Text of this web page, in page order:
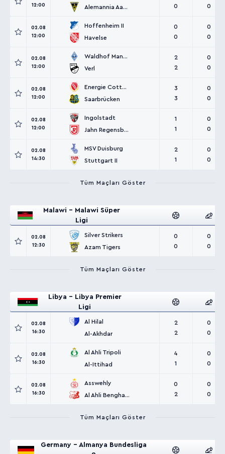
12:00
Alemannia Aachen
0
0
02.08
12:00
Hoffenheim II
Havelse
0
0
0
0
02.08
12:00
Waldhof Mannheim
Verl
2
2
0
0
02.08
12:00
Energie Cottbus
Saarbrücken
3
3
0
0
02.08
12:00
Ingolstadt
Jahn Regensburg
1
1
0
0
02.08
14:30
MSV Duisburg
Stuttgart II
2
1
0
0
Tüm Maçları Göster
Malawi - Malawi Süper
Ligi
02.08
12:30
Silver Strikers
Azam Tigers
0
0
0
0
Tüm Maçları Göster
Libya - Libya Premier
Ligi
02.08
16:30
Al Hilal
Al-Akhdar
2
2
0
0
02.08
16:30
Al Ahli Tripoli
Al-Ittihad
4
1
0
0
02.08
16:30
Asswehly
Al Ahli Benghazi
0
2
0
0
Tüm Maçları Göster
Germany - Almanya Bundesliga